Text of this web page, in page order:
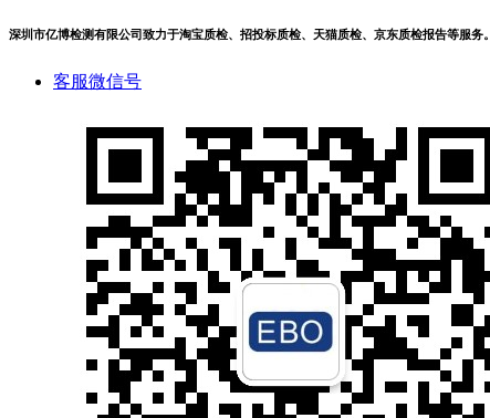
深圳市亿博检测有限公司致力于淘宝质检、招投标质检、天猫质检、京东质检报告等服务。
客服微信号